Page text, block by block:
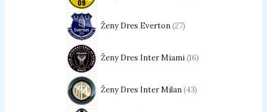
Ženy Dres Everton 27
Ženy Dres Inter Miami 16
Ženy Dres Inter Milan 43